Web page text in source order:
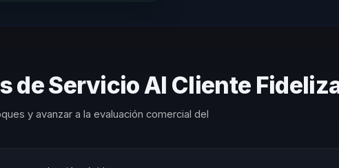
de Servicio Al Cliente
y avanzar a la evaluación comercial del